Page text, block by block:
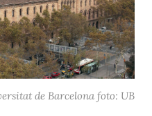
de Barcelona foto: UB